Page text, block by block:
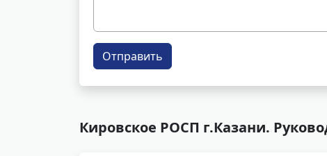
Отправить
Кировское РОСП г.Казани.